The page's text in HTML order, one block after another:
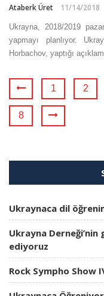
Ataberk Üret 11/14/2018
Ukrayna, 2018/2019
yapmayı planlıyor.
Horbachov, yaptığı
1 2
8
Ukraynaca dil
Ukrayna
ediyoruz
Rock Sympho Show